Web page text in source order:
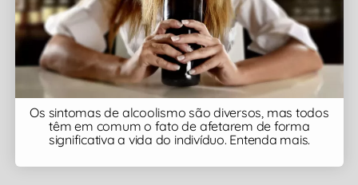
Os sintomas de alcoolismo são diversos, mas todos
têm em comum o fato de afetarem de forma
significativa a vida do indivíduo. Entenda mais.